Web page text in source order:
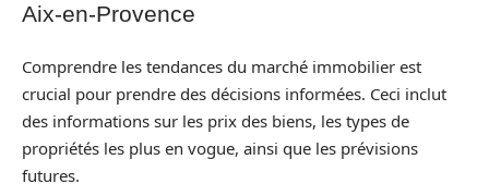
Aix-en-Provence
Comprendre les tendances du marché immobilier est
crucial pour prendre des décisions informées. Ceci inclut
des informations sur les prix des biens, les types de
propriétés les plus en vogue, ainsi que les prévisions
futures.